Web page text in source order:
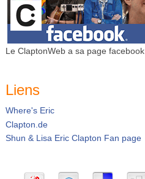
Le ClaptonWeb a sa page facebook
Liens
Where's Eric
Clapton.de
Shun & Lisa Eric Clapton Fan page